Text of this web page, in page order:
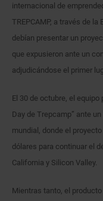
internacional de
TREPCAMP, a través de
debían presentar un
que expusieron ante un
adjudicándose el primer
El 30 de octubre, el
Day de Trepcamp” ante
mundial, donde el
dólares para continuar el
California y Silicon Valley.
Mientras tanto, el